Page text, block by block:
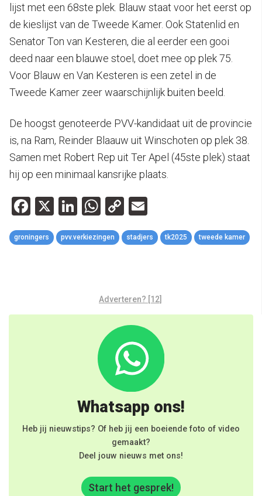
lijst met een 68ste plek. Blauw staat voor het eerst op
de kieslijst van de Tweede Kamer. Ook Statenlid en
Senator Ton van Kesteren, die al eerder een gooi
deed naar een blauwe stoel, doet mee op plek 75.
Voor Blauw en Van Kesteren is een zetel in de
Tweede Kamer zeer waarschijnlijk buiten beeld.
De hoogst genoteerde PVV-kandidaat uit de provincie
is, na Ram, Reinder Blaauw uit Winschoten op plek 38.
Samen met Robert Rep uit Ter Apel (45ste plek) staat
hij op een minimaal kansrijke plaats.
Facebook
X LinkedIn
WhatsApp
Copy
Link
groningers pvv.verkiezingen stadjers tk2025 tweede kamer
Adverteren? [12]
Whatsapp ons!
Heb jij nieuwstips? Of heb jij een boeiende foto of video
gemaakt?
Deel jouw nieuws met ons!
Start het gesprek!